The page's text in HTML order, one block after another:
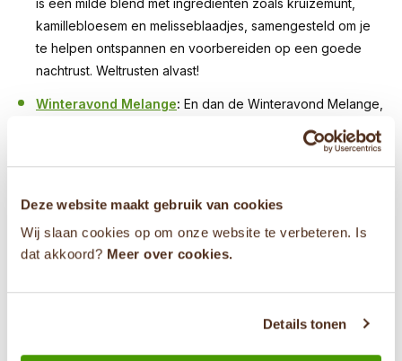
Deze website maakt gebruik van cookies
Wij slaan cookies op om onze website te verbeteren. Is
dat akkoord? Meer over cookies.
Details tonen
is een milde blend met ingrediënten zoals kruizemunt,
kamillebloesem en melisseblaadjes, samengesteld om je
te helpen ontspannen en voorbereiden op een goede
nachtrust. Weltrusten alvast!
Winteravond Melange: En dan de Winteravond Melange,
sinaasappelbloesem combineert met kamille en
saffloerbloesem, wat resulteert in een sprankelende en
Maar hoe kom je er nu achter wat jij de lekkerste kruidenthee
het lekkerst vindt. Voor die 3 gratis proefzakjes kun je kiezen
uit iedere smaak die je in ons assortiment kunt vinden.